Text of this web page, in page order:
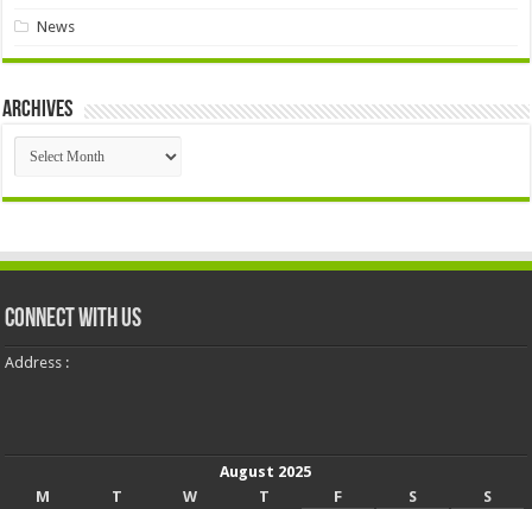
News
Archives
Archives
Connect With Us
Address :
August 2025
M
T W T F S S